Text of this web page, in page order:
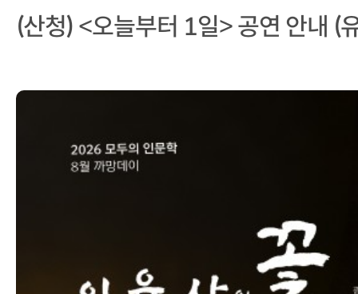
(산청) <오늘부터 1일> 공연 안내 (